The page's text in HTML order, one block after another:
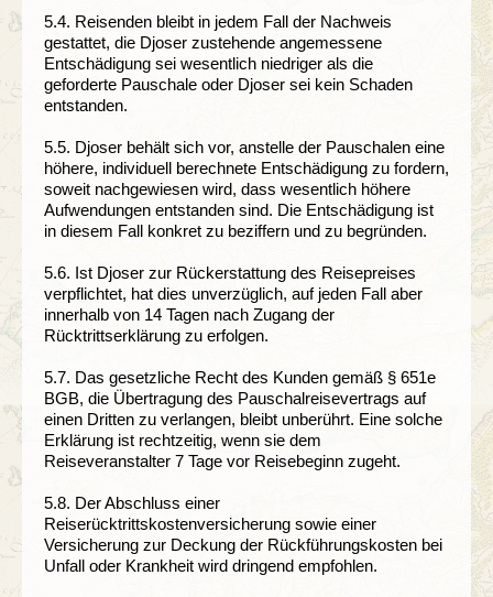
5.4. Reisenden bleibt in jedem Fall der Nachweis
gestattet, die Djoser zustehende angemessene
Entschädigung sei wesentlich niedriger als die
geforderte Pauschale oder Djoser sei kein Schaden
entstanden.
5.5. Djoser behält sich vor, anstelle der Pauschalen eine
höhere, individuell berechnete Entschädigung zu fordern,
soweit nachgewiesen wird, dass wesentlich höhere
Aufwendungen entstanden sind. Die Entschädigung ist
in diesem Fall konkret zu beziffern und zu begründen.
5.6. Ist Djoser zur Rückerstattung des Reisepreises
verpflichtet, hat dies unverzüglich, auf jeden Fall aber
innerhalb von 14 Tagen nach Zugang der
Rücktrittserklärung zu erfolgen.
5.7. Das gesetzliche Recht des Kunden gemäß § 651e
BGB, die Übertragung des Pauschalreisevertrags auf
einen Dritten zu verlangen, bleibt unberührt. Eine solche
Erklärung ist rechtzeitig, wenn sie dem
Reiseveranstalter 7 Tage vor Reisebeginn zugeht.
5.8. Der Abschluss einer
Reiserücktrittskostenversicherung sowie einer
Versicherung zur Deckung der Rückführungskosten bei
Unfall oder Krankheit wird dringend empfohlen.